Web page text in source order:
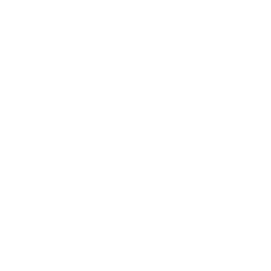
ein neuer
Racing, ein
dieses
fahren. Da wird
der Preis? Ein
zu lassen,
ihres
spendet, darf
wir dann